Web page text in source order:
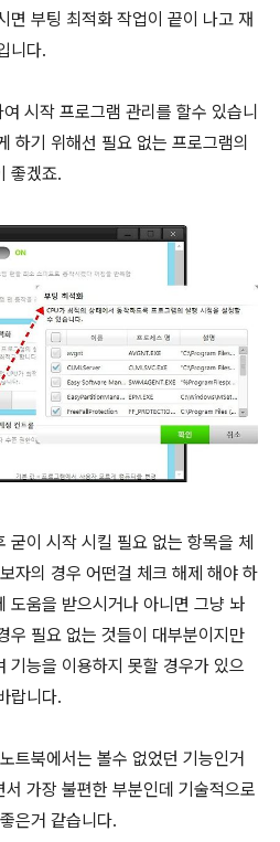
면 부팅 최적화 작업이 끝이 나고 재
니다.
시작 프로그램 관리를 할수 있습니
하기 위해선 필요 없는 프로그램의
좋겠죠.
굳이 시작 시킬 필요 없는 항목을 체
자의 경우 어떤걸 체크 해제 해야 하
도움을 받으시거나 아니면 그냥 놔
우 필요 없는 것들이 대부분이지만
기능을 이용하지 못할 경우가 있으
랍니다.
트북에서는 볼수 없었던 기능인거
가장 불편한 부분인데 기술적으로
은거 같습니다.